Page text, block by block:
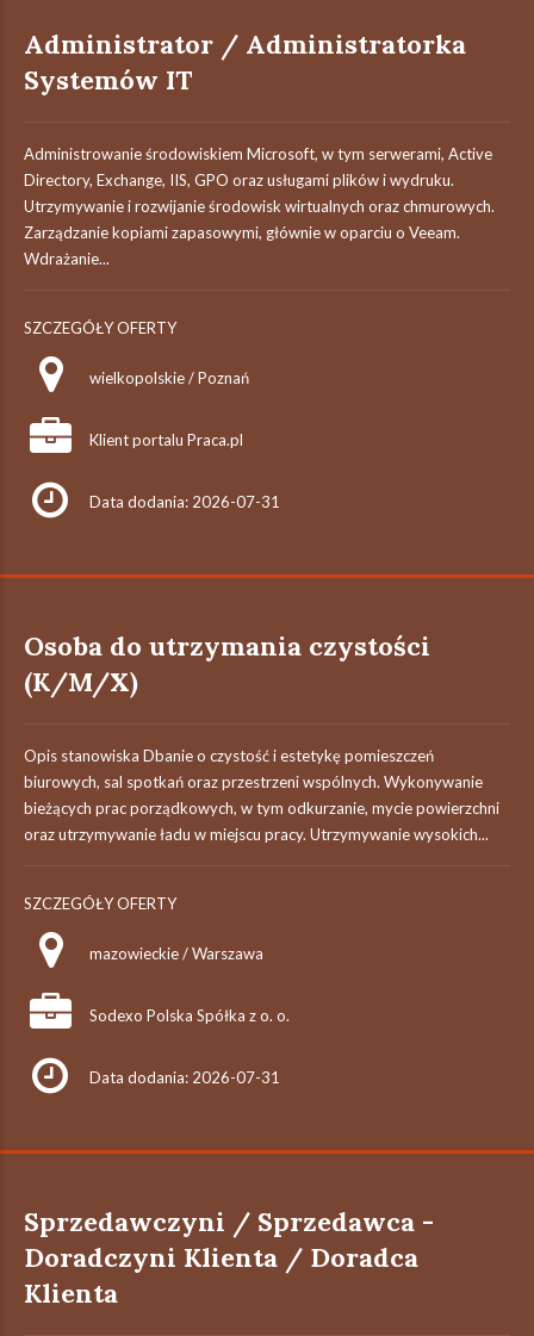
Administrator / Administratorka
Systemów IT
Administrowanie środowiskiem Microsoft, w tym serwerami, Active
Directory, Exchange, IIS, GPO oraz usługami plików i wydruku.
Utrzymywanie i rozwijanie środowisk wirtualnych oraz chmurowych.
Zarządzanie kopiami zapasowymi, głównie w oparciu o Veeam.
Wdrażanie...
SZCZEGÓŁY OFERTY
wielkopolskie / Poznań
Klient portalu Praca.pl
Data dodania: 2026-07-31
Osoba do utrzymania czystości
(K/M/X)
Opis stanowiska Dbanie o czystość i estetykę pomieszczeń
biurowych, sal spotkań oraz przestrzeni wspólnych. Wykonywanie
bieżących prac porządkowych, w tym odkurzanie, mycie powierzchni
oraz utrzymywanie ładu w miejscu pracy. Utrzymywanie wysokich...
SZCZEGÓŁY OFERTY
mazowieckie / Warszawa
Sodexo Polska Spółka z o. o.
Data dodania: 2026-07-31
Sprzedawczyni / Sprzedawca -
Doradczyni Klienta / Doradca
Klienta